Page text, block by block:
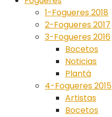
1-Fogueres 2018
2-Fogueres 2017
3-Fogueres 2016
Bocetos
Noticias
Plantà
4-Fogueres 2015
Artistas
Bocetos